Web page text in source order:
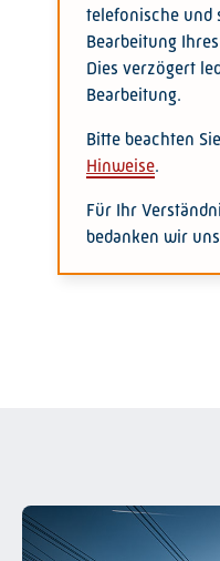
telefonische und
Bearbeitung
Dies verzögert
Bearbeitung.
Bitte beachten
Hinweise.
Für Ihr
bedanken wir